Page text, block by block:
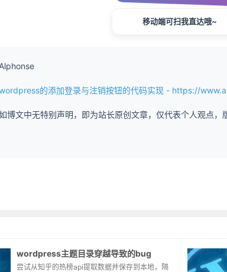
移动端可扫我直达哦~
的添加登录与注销按钮的代码实现 - https://
博文中无特别声明，即为站长原创文章，仅代表个人观点，
wordpress主题目录穿越导致的bug
尝试从知乎的热榜api提取数据并保存到本地，隔